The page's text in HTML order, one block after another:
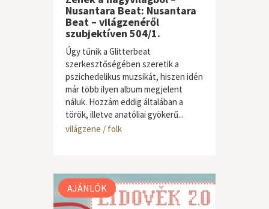
Nusantara Beat: Nusantara
Beat – világzenéről
szubjektíven 504/1.
Úgy tűnik a Glitterbeat
szerkesztőségében szeretik a
pszichedelikus muzsikát, hiszen idén
már több ilyen album megjelent
náluk. Hozzám eddig általában a
török, illetve anatóliai gyökerű...
világzene / folk
AJÁNLÓK